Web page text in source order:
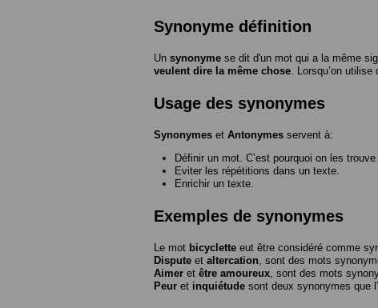
Synonyme définition
Un synonyme se dit d'un mot qui a la même
veulent dire la même chose . Lorsqu’on utilise
Usage des synonymes
Synonymes et Antonymes servent à:
Définir un mot. C’est pourquoi on les
Eviter les répétitions dans un texte.
Enrichir un texte.
Exemples de synonymes
Le mot bicyclette eut être considéré comme
Dispute et altercation , sont des mots
Aimer et être amoureux , sont des mots
Peur et inquiétude sont deux synonymes que